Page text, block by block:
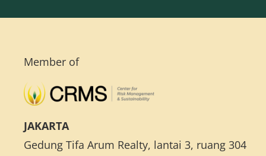
Layanan
Program Pelatihan Manajemen Risiko
Aplikasi Sistem Manajemen Risiko
Member of
JAKARTA
Gedung Tifa Arum Realty, lantai 3, ruang 304